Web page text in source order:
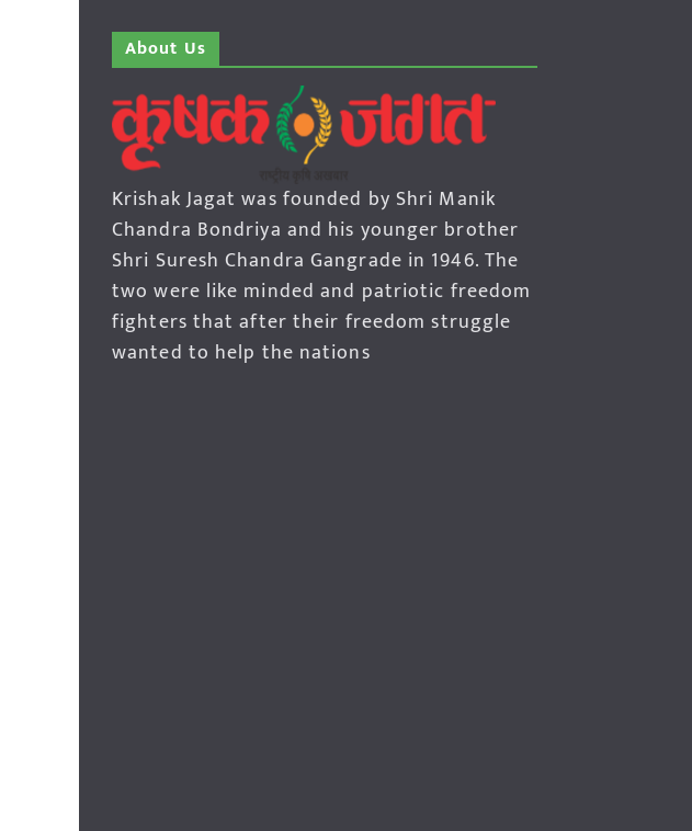
About Us
Krishak Jagat was founded by Shri Manik
Chandra Bondriya and his younger brother
Shri Suresh Chandra Gangrade in 1946. The
two were like minded and patriotic freedom
fighters that after their freedom struggle
wanted to help the nations